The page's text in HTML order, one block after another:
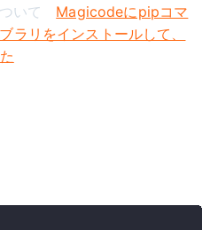
いて Magicodeにpipコマ
ラリをインストールして、